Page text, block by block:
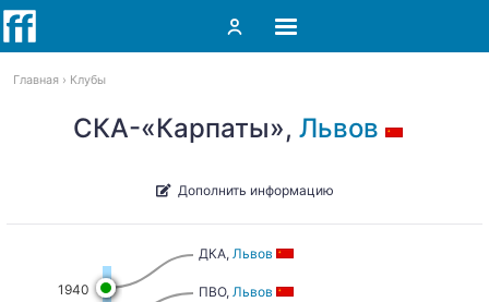
Главная Клубы
СКА-«Карпаты», Львов
Дополнить информацию
1940
ДКА, Львов
ПВО, Львов